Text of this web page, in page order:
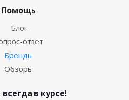
Помощь
Блог
ответ
Бренды
Обзоры
в курсе!